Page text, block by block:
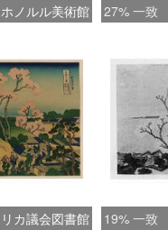
ホノルル美術館 27% 一致
カ議会図書館 19% 一致